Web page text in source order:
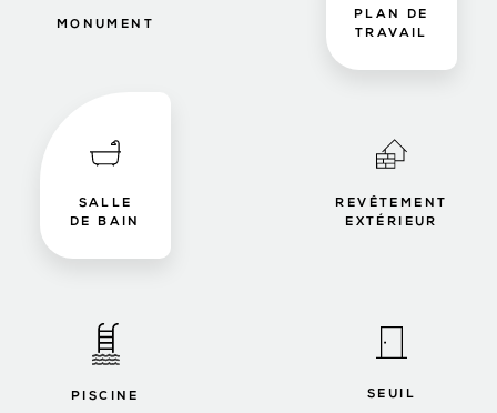
MONUMENT
PLAN DE
TRAVAIL
SALLE
DE BAIN
REVÊTEMENT
EXTÉRIEUR
PISCINE SEUIL